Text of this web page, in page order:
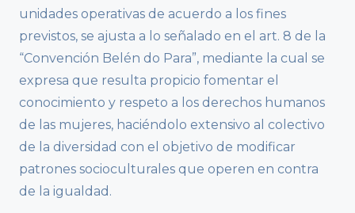
unidades operativas de acuerdo a los fines
previstos, se ajusta a lo señalado en el art. 8 de la
“Convención Belén do Para”, mediante la cual se
expresa que resulta propicio fomentar el
conocimiento y respeto a los derechos humanos
de las mujeres, haciéndolo extensivo al colectivo
de la diversidad con el objetivo de modificar
patrones socioculturales que operen en contra
de la igualdad.